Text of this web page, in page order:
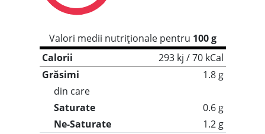
Valori medii nutriționale pentru 100 g
Calorii
293 kj / 70 kCal
Grăsimi
1.8 g
din care
Saturate
0.6 g
Ne-Saturate
1.2 g